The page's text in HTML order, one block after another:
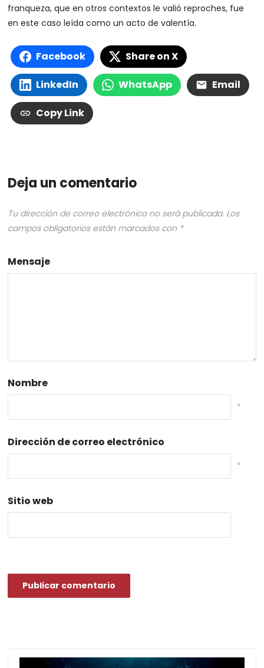
franqueza, que en otros contextos le valió reproches, fue
en este caso leída como un acto de valentía.
Facebook Share on X
LinkedIn WhatsApp Email
Copy Link
Deja un comentario
Tu dirección de correo electrónico no será publicada. Los
campos obligatorios están marcados con *
Mensaje
Nombre
*
Dirección de correo electrónico
*
Sitio web